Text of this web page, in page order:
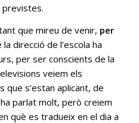
previstes.
que mireu de venir, per
la direcció de l’escola ha
per ser conscients de la
veiem els
s’estan aplicant, de
parlat molt, però creiem
què es tradueix en el dia a